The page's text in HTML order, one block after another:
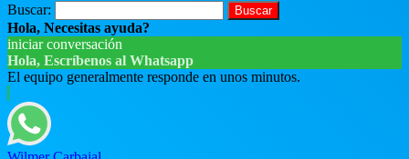
Buscar:
Hola, Necesitas ayuda?
iniciar conversación
Hola, Escríbenos al Whatsapp
El equipo generalmente responde en unos minutos.